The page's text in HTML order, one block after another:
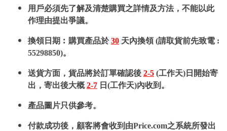
用戶必須先了解及清楚購買之詳情及方法，不能以此
作理由提出爭議。
換領日期︰購買產品於30 天內換領 (請取貨前先致電 :
55298850)。
送貨方面，貨品將於訂單確認後 2-5 (工作天)日開始寄
出，寄出後大概2-7 日(工作天)內收到。
產品圖片只供參考。
付款成功後，顧客將會收到由Price.com之系統所發出